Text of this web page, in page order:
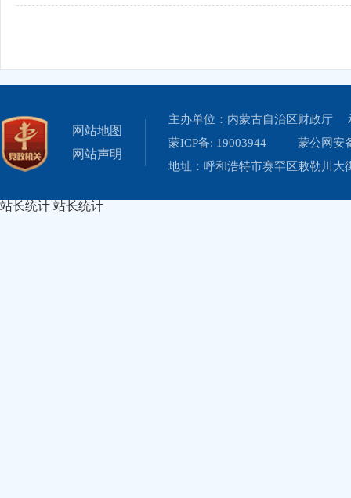
网站地图
网站声明
主办单位：内蒙古自治区财政厅
蒙ICP备: 19003944
蒙公网安
地址：呼和浩特市赛罕区敕勒川
站长统计 站长统计